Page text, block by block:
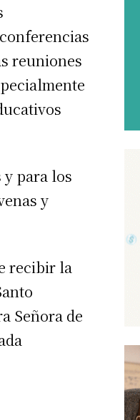
reuniones
para los
y
recibir la
Señora de